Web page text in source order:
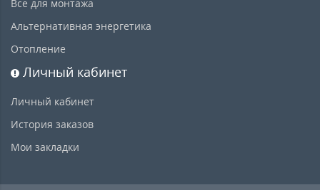
Все для монтажа
Альтернативная энергетика
Отопление
Личный кабинет
Личный кабинет
История заказов
Мои закладки